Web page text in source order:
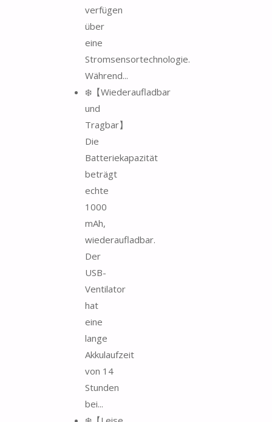
verfügen
über
eine
Stromsensortechnologie.
Während...
❄️【Wiederaufladbar
und
Tragbar】
Die
Batteriekapazität
beträgt
echte
1000
mAh,
wiederaufladbar.
Der
USB-
Ventilator
hat
eine
lange
Akkulaufzeit
von 14
Stunden
bei...